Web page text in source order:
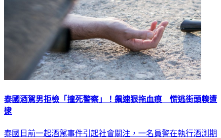
泰國酒駕男拒檢「撞死警察」！飆速狠拖血痕 慌逃街頭糗遭
逮
泰國日前一起酒駕事件引起社會關注，一名員警在執行酒測期